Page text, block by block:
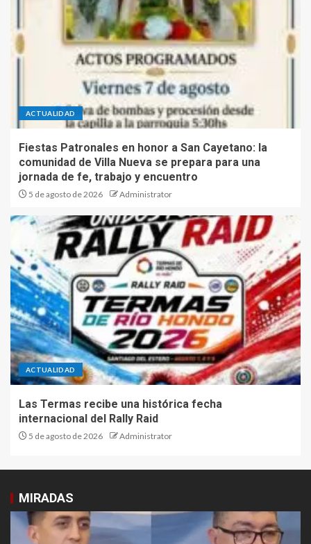
ACTUALIDAD
Fiestas Patronales en honor a San Cayetano: la
comunidad de Villa Nueva se prepara para una
jornada de fe, trabajo y encuentro
5 de agosto de 2026 Administrator
ACTUALIDAD
Las Termas recibe una histórica fecha
internacional del Rally Raid
5 de agosto de 2026 Administrator
MIRADAS